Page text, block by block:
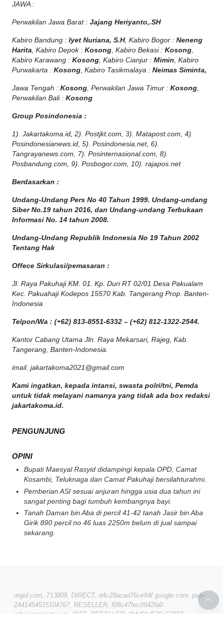
JAWA :
Perwakilan Jawa Barat : Jajang Heriyanto,.SH
Kabiro Bandung : Iyet Nuriana, S.H, Kabiro Bogor : Neneng
Harita, Kabiro Depok : Kosong, Kabiro Bekasi : Kosong,
Kabiro Karawang : Kosong, Kabiro Cianjur : Mimin, Kabiro
Purwakarta : Kosong, Kabiro Tasikmalaya : Neimas Siminta,
Jawa Tengah : Kosong, Perwakilan Jawa Timur : Kosong,
Perwakilan Bali : Kosong
Group Posindonesia :
1). Jakartakoma.id, 2). Postjkt.com, 3). Matapost.com, 4).
Posindonesianews.id, 5). Posindonesia.net, 6).
Tangrayanews.com, 7). Posinternasional.com, 8).
Posbandung.com, 9). Posbogor.com, 10). rajapos.net
Berdasarkan :
Undang-Undang Pers No 40 Tahun 1999. Undang-undang
Siber No.19 tahun 2016, dan Undang-undang Terbukaan
Informasi No. 14 tahun 2008.
Undang-Undang Republik Indonesia No 19 Tahun 2002
Tentang Hak
Offece Sirkulasi/pemasaran :
Jl. Raya Pakuhaji KM. 01. Kp. Duri RT 02/01 Desa Pakualam
Kec. Pakuahaji Kodepos 15570 Kab. Tangerang Prop. Banten-
Indonesia
Telpon/Wa : (+62) 813-8551-6332 – (+62) 812-1322-2544.
Kantor Cabang Utama Jln. Raya Mekarsari, Rajeg, Kab.
Tangerang, Banten-Indonesia.
imail. jakartakoma2021@gmail.com
Kami ingatkan, kepada intansi, swasta polri/tni, Pemda
untuk tidak melayani namanya yang tidak ada box redaksi
jakartakoma.id.
PENGUNJUNG
OPINI
Bupati Maesyal Rasyid didampingi kepala OPD, Camat
Kosambi, Teluknaga dan Camat Pakuhaji bersilahturahmi.
Pemberian ASI sesuai anjuran hingga usia dua tahun ini
sangat penting bagi tumbuh kembangnya bayi.
Tanah Daman bin Aba di percil 41-42 tanah Jasir bin Aba
Girik 890 percil no 46 luas 2250m belum di jual sampai
sekarang.
mgid.com, 713808, DIRECT, d4c29acad76ce94f google.com, pub-
2441454515104767, RESELLER, f08c47fec0942fa0
rubiconproject.com, 9655, RESELLER, 0bfd66d529a55807